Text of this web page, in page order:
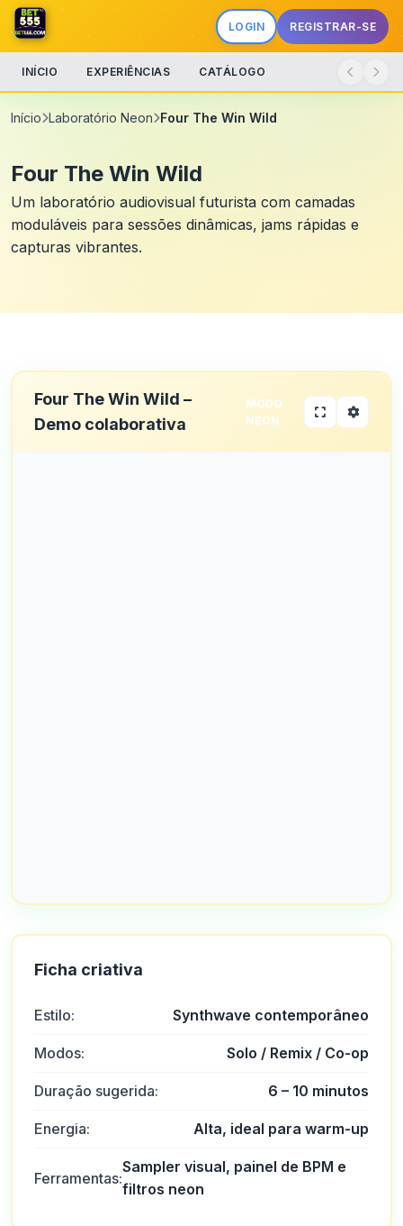
LOGIN REGISTRAR-SE
INÍCIO EXPERIÊNCIAS CATÁLOGO
Início Laboratório Neon Four The Win Wild
Four The Win Wild
Um laboratório audiovisual futurista com camadas
moduláveis para sessões dinâmicas, jams rápidas e
capturas vibrantes.
Four The Win Wild –
Demo colaborativa
MODO
NEON
Ficha criativa
Estilo: Synthwave contemporâneo
Modos: Solo / Remix / Co-op
Duração sugerida: 6 – 10 minutos
Energia: Alta, ideal para warm-up
Ferramentas:
Sampler visual, painel de BPM e
filtros neon